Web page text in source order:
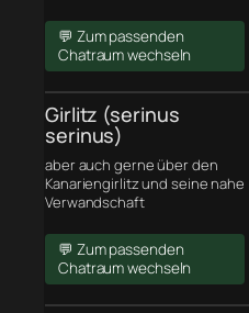
💬 Zum passenden
Chatraum wechseln
Girlitz (serinus
serinus)
aber auch gerne über den
Kanariengirlitz und seine nahe
Verwandschaft
💬 Zum passenden
Chatraum wechseln